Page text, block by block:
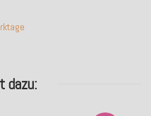
dazu: